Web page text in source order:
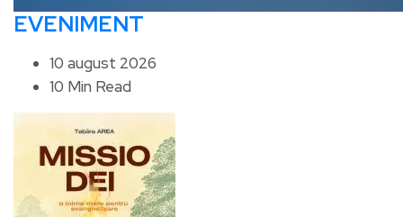
EVENIMENT
10 august 2026
10 Min Read